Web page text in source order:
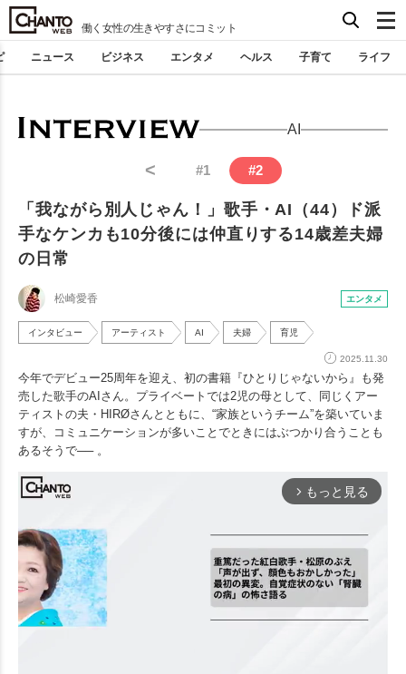
働く女性の生きやすさにコミット
ニュース ビジネス エンタメ ヘルス 子育て ライフ
AI
< #1 #2
「我ながら別人じゃん！」歌手・AI（44）ド派
手なケンカも10分後には仲直りする14歳差夫婦
の日常
松崎愛香 エンタメ
インタビュー アーティスト AI 夫婦 育児
2025.11.30
今年でデビュー25周年を迎え、初の書籍『ひとりじゃないから』も発
売した歌手のAIさん。プライベートでは2児の母として、同じくアー
ティストの夫・HIRØさんとともに、“家族というチーム”を築いていま
すが、コミュニケーションが多いことでときにはぶつかり合うことも
あるそうで── 。
arrow_forward_ios もっと見る